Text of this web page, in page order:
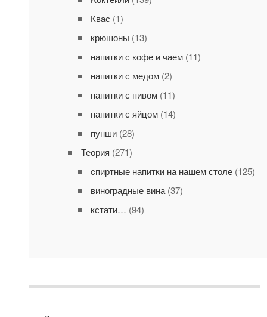
Квас (1)
крюшоны (13)
напитки с кофе и чаем(11)
напитки с медом(2)
напитки с пивом(11)
напитки с яйцом(14)
пунши(28)
Теория (271)
cпиртные напитки на нашем столе(125)
виноградные вина(37)
кстати… (94)